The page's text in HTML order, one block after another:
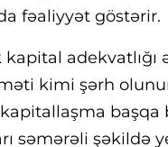
fəaliyyət göstərir.
kimi şərh
səmərəli şəkildə